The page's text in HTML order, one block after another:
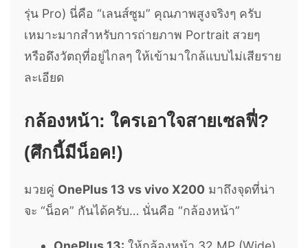
รุ่น Pro) นี่คือ “เลนส์ซูม” คุณภาพสูงจริงๆ ครับ
เหมาะมากสำหรับการถ่ายภาพ Portrait สวยๆ
หรือดึงวัตถุที่อยู่ไกลๆ ให้เข้ามาใกล้แบบไม่เสียราย
ละเอียด
กล้องหน้า: ใครเอาใจสายเซลฟี่?
(ศึกนี้มีน็อค!)
มวยคู่ OnePlus 13 vs vivo X200 มาถึงจุดที่น่า
จะ “น็อค” กันได้ครับ… นั่นคือ “กล้องหน้า”